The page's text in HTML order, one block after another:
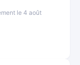
le 4 août